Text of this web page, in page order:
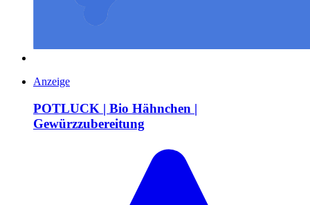
Anzeige
POTLUCK | Bio Hähnchen |
Gewürzzubereitung